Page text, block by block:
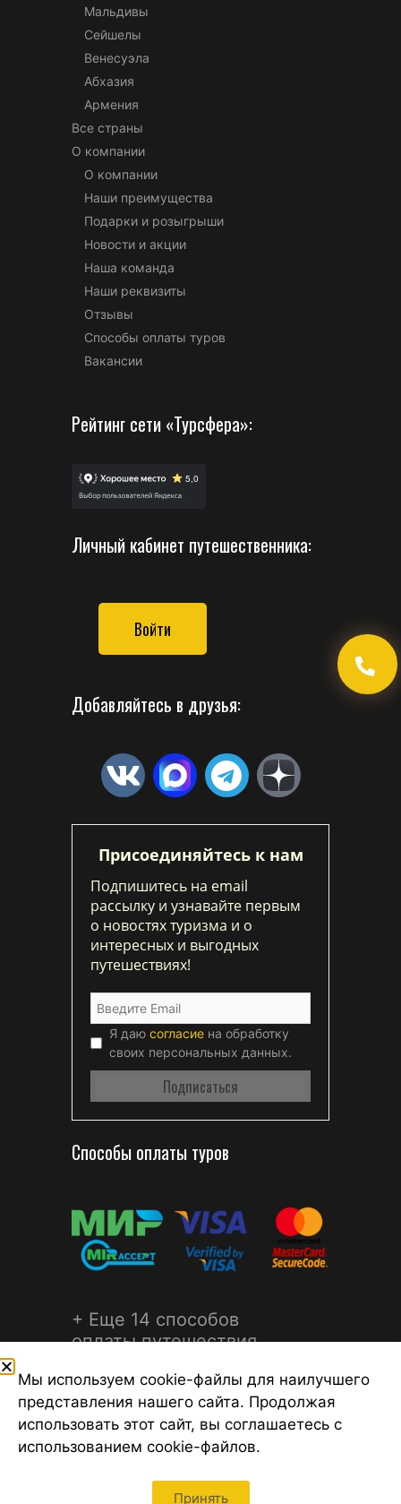
Мальдивы
Сейшелы
Венесуэла
Абхазия
Армения
Все страны
О компании
О компании
Наши преимущества
Подарки и розыгрыши
Новости и акции
Наша команда
Наши реквизиты
Отзывы
Способы оплаты туров
Вакансии
Рейтинг сети «Турсфера»:
Личный кабинет путешественника:
Войти
Добавляйтесь в друзья:
Присоединяйтесь к нам
Подпишитесь на email
рассылку и узнавайте первым
о новостях туризма и о
интересных и выгодных
путешествиях!
Я даю согласие на обработку
своих персональных данных.
Способы оплаты туров
+ Еще 14 способов
оплаты путешествия
©2026 Турагентство Турсфера - Поиск туров от надежных
Мы используем cookie-файлы для наилучшего
представления нашего сайта. Продолжая
использовать этот сайт, вы соглашаетесь с
использованием cookie-файлов.
Принять